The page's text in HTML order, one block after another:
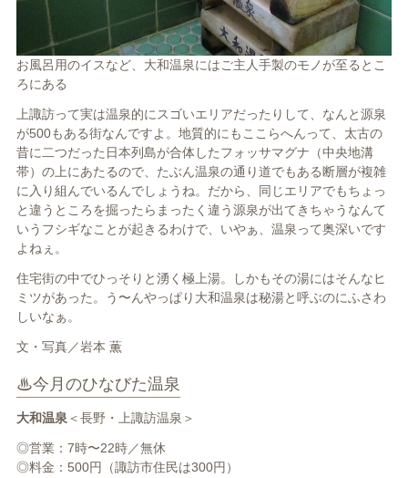
お風呂用のイスなど、大和温泉にはご主人手製のモノが至るとこ
ろにある
上諏訪って実は温泉的にスゴいエリアだったりして、なんと源泉
が500もある街なんですよ。地質的にもここらへんって、太古の
昔に二つだった日本列島が合体したフォッサマグナ（中央地溝
帯）の上にあたるので、たぶん温泉の通り道でもある断層が複雑
に入り組んでいるんでしょうね。だから、同じエリアでもちょっ
と違うところを掘ったらまったく違う源泉が出てきちゃうなんて
いうフシギなことが起きるわけで、いやぁ、温泉って奥深いです
よねぇ。
住宅街の中でひっそりと湧く極上湯。しかもその湯にはそんなヒ
ミツがあった。う〜んやっぱり大和温泉は秘湯と呼ぶのにふさわ
しいなぁ。
文・写真／岩本 薫
♨今月のひなびた温泉
大和温泉＜長野・上諏訪温泉＞
◎営業：7時〜22時／無休
◎料金：500円（諏訪市住民は300円）